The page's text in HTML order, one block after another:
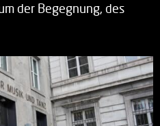
der Begegnung, des